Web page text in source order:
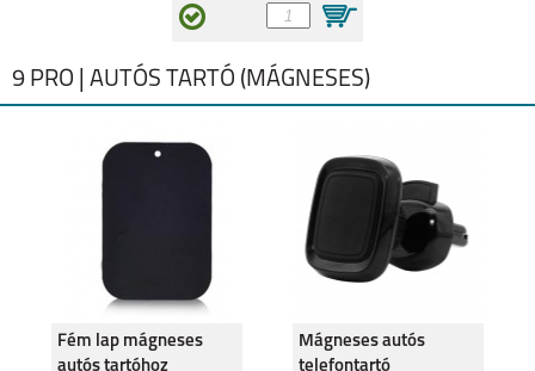
9 PRO | AUTÓS TARTÓ (MÁGNESES)
Fém lap mágneses
autós tartóhoz
Mágneses autós
telefontartó